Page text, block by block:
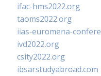
ifac-hms2022.org
taoms2022.org
iias-euromena-
ivd2022.org
csity2022.org
ibsarstudyabroad.com